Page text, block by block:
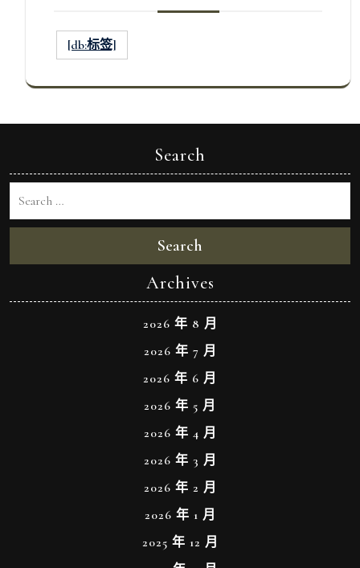
[db:标签]
Search
Search
Archives
2026 年 8 月
2026 年 7 月
2026 年 6 月
2026 年 5 月
2026 年 4 月
2026 年 3 月
2026 年 2 月
2026 年 1 月
2025 年 12 月